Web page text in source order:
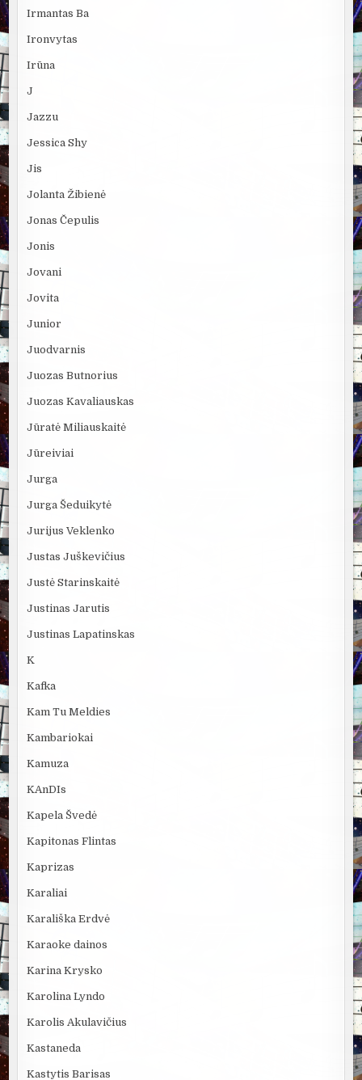
Irmantas Ba
Ironvytas
Irūna
J
Jazzu
Jessica Shy
Jis
Jolanta Žibienė
Jonas Čepulis
Jonis
Jovani
Jovita
Junior
Juodvarnis
Juozas Butnorius
Juozas Kavaliauskas
Jūratė Miliauskaitė
Jūreiviai
Jurga
Jurga Šeduikytė
Jurijus Veklenko
Justas Juškevičius
Justė Starinskaitė
Justinas Jarutis
Justinas Lapatinskas
K
Kafka
Kam Tu Meldies
Kambariokai
Kamuza
KAnDIs
Kapela Švedė
Kapitonas Flintas
Kaprizas
Karaliai
Karališka Erdvė
Karaoke dainos
Karina Krysko
Karolina Lyndo
Karolis Akulavičius
Kastaneda
Kastytis Barisas